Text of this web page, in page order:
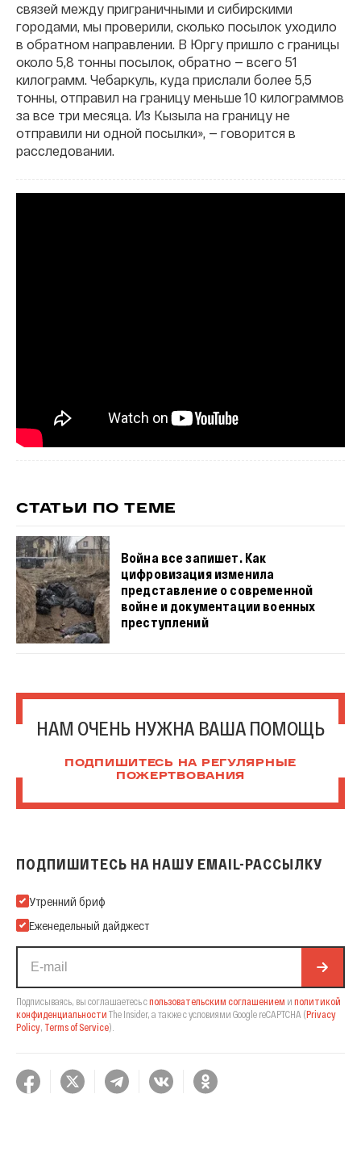
связей между приграничными и сибирскими
городами, мы проверили, сколько посылок уходило
в обратном направлении. В Юргу пришло с границы
около 5,8 тонны посылок, обратно — всего 51
килограмм. Чебаркуль, куда прислали более 5,5
тонны, отправил на границу меньше 10 килограммов
за все три месяца. Из Кызыла на границу не
отправили ни одной посылки», — говорится в
расследовании.
СТАТЬИ ПО ТЕМЕ
Война все запишет. Как
цифровизация изменила
представление о современной
войне и документации военных
преступлений
НАМ ОЧЕНЬ НУЖНА ВАША ПОМОЩЬ
ПОДПИШИТЕСЬ НА РЕГУЛЯРНЫЕ
ПОЖЕРТВОВАНИЯ
ПОДПИШИТЕСЬ НА НАШУ EMAIL-РАССЫЛКУ
Подпишитесь на нашу Email-рассылку
Утренний бриф
Еженедельный дайджест
Подписываясь, вы соглашаетесь спользовательским соглашением и политикой
конфиденциальности The Insider, а также с условиями Google reCAPTCHA (Privacy
Policy, Terms of Service).